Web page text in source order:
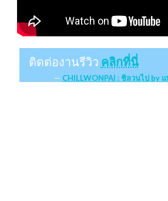
ติดต่องานรีวิว คลิกที่นี่
CHILLWONPAI : ชิลวนไป by